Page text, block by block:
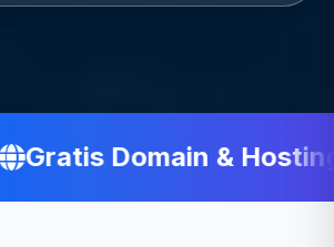
Gratis Domain & Hosting